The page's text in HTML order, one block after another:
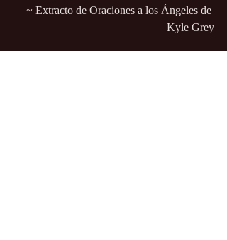
~ Extracto de Oraciones a los Ángeles de
Kyle Grey